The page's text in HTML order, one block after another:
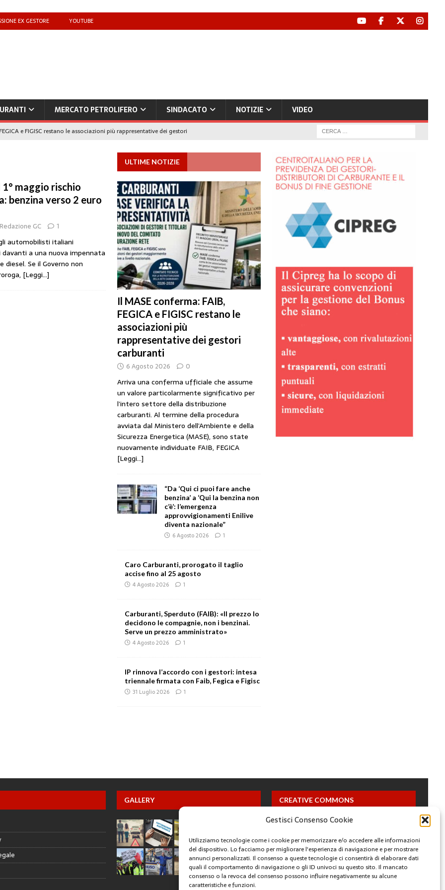
Gestisci Consenso Cookie
Utilizziamo tecnologie come i cookie per memorizzare e/o accedere alle informazioni
del dispositivo. Lo facciamo per migliorare l'esperienza di navigazione e per mostrare
annunci personalizzati. Il consenso a queste tecnologie ci consentirà di elaborare dati
quali il comportamento di navigazione o gli ID univoci su questo sito. Il mancato
consenso o la revoca del consenso possono influire negativamente su alcune
caratteristiche e funzioni.
EX GESTORE YOUTUBE
MERCATO PETROLIFERO SINDACATO NOTIZIE VIDEO
e FIGISC restano le associazioni più rappresentative dei gestori
benzina’ a ‘Qui la benzina non c’è’: l’emergenza approvvigionamenti
il taglio accise fino al 25 agosto
MERCATO PREZZI CARBURANTI
«Il prezzo lo decidono le compagnie, non i benzinai. Serve un prezzo
gestori: intesa triennale firmata con Faib, Fegica e Figisc
COMUNICATI
Mimit: “I gestori non decidono i prezzi. Basta scaricare su di loro le
è libero: i controlli non diventino una presunzione di colpevolezza
SUI PRODOTTI ADULTERATI: ALTRA SITUAZIONE GRAVE MA NON SERIA
maggio rischio
benzina verso 2 euro
Redazione GC 1
automobilisti italiani
a una nuova impennata
diesel. Se il Governo non
[Leggi…]
ULTIME NOTIZIE
Il MASE conferma: FAIB,
FEGICA e FIGISC restano le
associazioni più
rappresentative dei gestori
carburanti
6 Agosto 2026 0
Arriva una conferma ufficiale che assume
un valore particolarmente significativo per
l’intero settore della distribuzione
carburanti. Al termine della procedura
avviata dal Ministero dell’Ambiente e della
Sicurezza Energetica (MASE), sono state
nuovamente individuate FAIB, FEGICA
[Leggi...]
“Da ‘Qui ci puoi fare anche
benzina’ a ‘Qui la benzina non
c’è’: l’emergenza
approvvigionamenti Enilive
diventa nazionale”
6 Agosto 2026 1
Caro Carburanti, prorogato il taglio
accise fino al 25 agosto
4 Agosto 2026 1
Carburanti, Sperduto (FAIB): «Il prezzo lo
decidono le compagnie, non i benzinai.
Serve un prezzo amministrato»
4 Agosto 2026 1
IP rinnova l’accordo con i gestori: intesa
triennale firmata con Faib, Fegica e Figisc
31 Luglio 2026 1
GALLERY CREATIVE COMMONS
Questa opera è concessa in licenza con i termini
ARCHIVI